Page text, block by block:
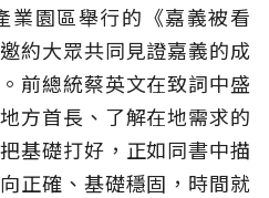
業園區舉行的《嘉義被看
約大眾共同見證嘉義的成
前總統蔡英文在致詞中盛
方首長、了解在地需求的
基礎打好，正如同書中描
正確、基礎穩固，時間就